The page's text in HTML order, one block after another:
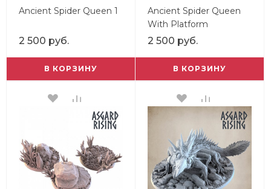
Ancient Spider Queen 1
2 500 руб.
В КОРЗИНУ
Ancient Spider Queen
With Platform
2 500 руб.
В КОРЗИНУ